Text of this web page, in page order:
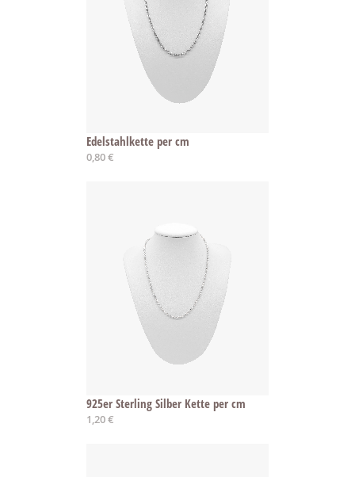
Edelstahlkette per cm
0,80 €
925er Sterling Silber Kette per cm
1,20 €